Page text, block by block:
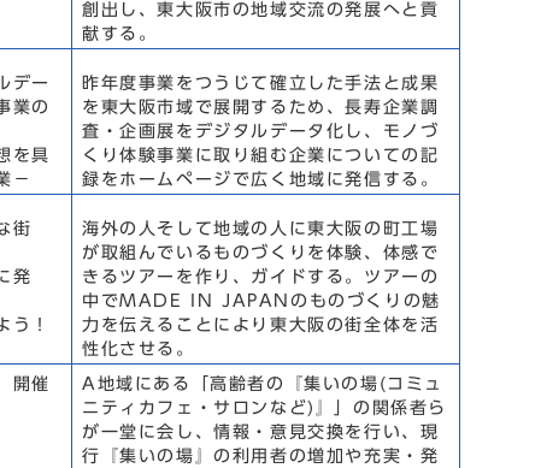
創出し、東大阪市の地域交流の発展へと貢
献する。
デー
業の
を具
－
昨年度事業をつうじて確立した手法と成果
を東大阪市域で展開するため、長寿企業調
査・企画展をデジタルデータ化し、モノづ
くり体験事業に取り組む企業についての記
録をホームページで広く地域に発信する。
街
発
う！
海外の人そして地域の人に東大阪の町工場
が取組んでいるものづくりを体験、体感で
きるツアーを作り、ガイドする。ツアーの
中でMADE IN JAPANのものづくりの魅
力を伝えることにより東大阪の街全体を活
性化させる。
開催
A地域にある「高齢者の『集いの場(コミュ
ニティカフェ・サロンなど)』」の関係者ら
が一堂に会し、情報・意見交換を行い、現
行『集いの場』の利用者の増加や充実・発